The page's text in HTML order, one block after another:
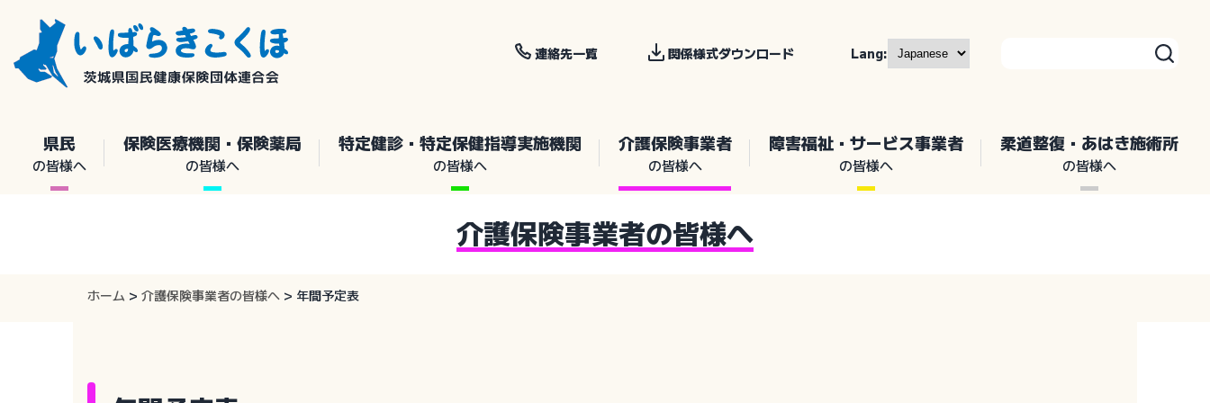
content
連絡先一覧 関係様式ダウンロード Lang:
県民
の皆様へ
保険医療機関・保険薬局
の皆様へ
特定健診・特定保健指導実施機関
の皆様へ
介護保険事業者
の皆様へ
障害福祉・サービス事業者
の皆様へ
柔道整復・あはき施術所
の皆様へ
介護保険事業者の皆様へ
ホーム > 介護保険事業者の皆様へ > 年間予定表